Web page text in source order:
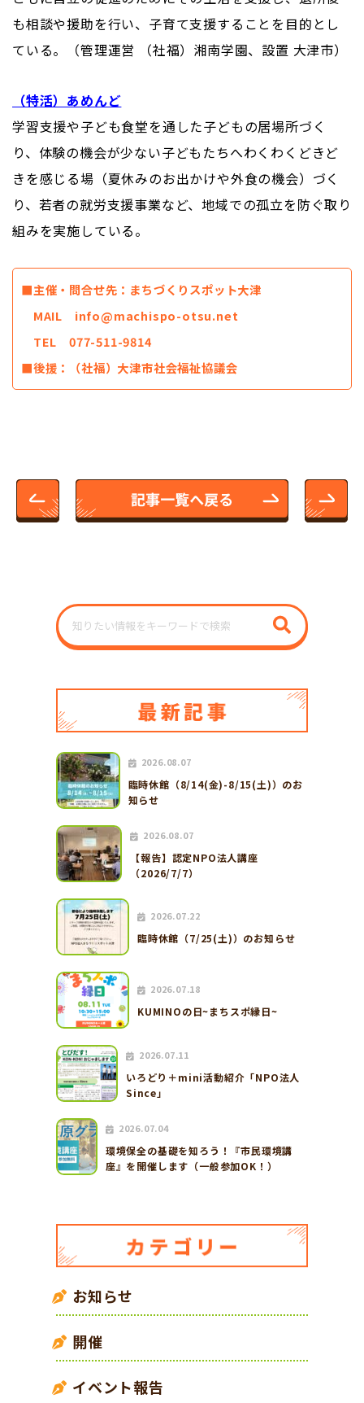
も相談や援助を行い、子育て支援することを目的とし
ている。（管理運営 （社福）湘南学園、設置 大津市）
（特活）あめんど
学習支援や子ども食堂を通した子どもの居場所づく
り、体験の機会が少ない子どもたちへわくわくどきど
きを感じる場（夏休みのお出かけや外食の機会）づく
り、若者の就労支援事業など、地域での孤立を防ぐ取り
組みを実施している。
■主催・問合せ先：まちづくりスポット大津
MAIL info@machispo-otsu.net
TEL 077-511-9814
■後援：（社福）大津市社会福祉協議会
2026.08.07
臨時休館（8/14(金)-8/15(土)）のお
知らせ
2026.08.07
【報告】認定NPO法人講座
（2026/7/7）
2026.07.22
臨時休館（7/25(土)）のお知らせ
2026.07.18
KUMINOの日~まちスポ縁日~
2026.07.11
いろどり＋mini活動紹介「NPO法人
Since」
2026.07.04
環境保全の基礎を知ろう！『市民環境講
座』を開催します（一般参加OK！）
お知らせ
開催
イベント報告